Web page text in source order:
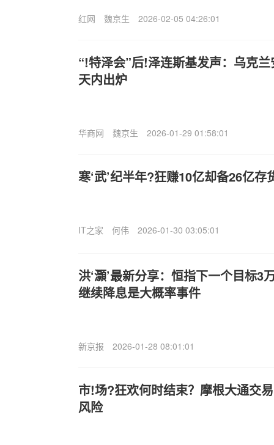
红网 魏京生 2026-02-05 04:26:01
“!特泽会”后!泽连斯基发声：乌克
天内出炉
华商网 魏京生 2026-01-29 01:58:01
寒‘武’纪半年?狂赚10亿却备26亿存
IT之家 何伟 2026-01-30 03:05:01
洪‘灝’最新分享：恒指下一个目标3
继续降息是大概率事件
新京报 2026-01-28 08:01:01
市!场?狂欢何时结束？摩根大通交
风险